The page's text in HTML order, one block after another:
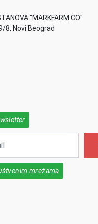
"MARKFARM CO"
8, Novi Beograd
mrežama